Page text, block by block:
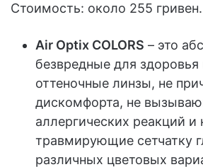
Стоимость: около 255 гривен.
Air Optix COLORS – это
безвредные для
оттеночные линзы, не
дискомфорта, не
аллергических реакций и
травмирующие сетчатку
различных цветовых